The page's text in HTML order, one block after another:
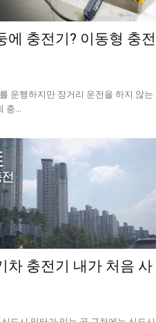
에 충전기? 이동형 충전
운행하지만 장거리 운전을 하지 않는
충...
차 충전기 내가 처음 사